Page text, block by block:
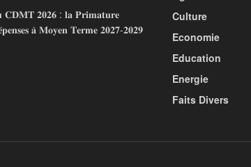
𝐂𝐃𝐌𝐓 𝟐𝟎𝟐𝟔 : 𝐥𝐚 𝐏𝐫𝐢𝐦𝐚𝐭𝐮𝐫𝐞
𝐚̀ 𝐌𝐨𝐲𝐞𝐧 𝐓𝐞𝐫𝐦𝐞 𝟐𝟎𝟐𝟕-𝟐𝟎𝟐𝟗
Culture
Economie
Education
Energie
Faits Divers